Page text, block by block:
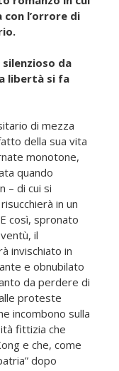
con l’orrore di
da
libertà si fa
di mezza
della sua vita
monotone,
quando
– di cui si
in un
così, spronato
il
invischiato in
e obnubilato
da perdere di
proteste
incombono sulla
fittizia che
e che, come
dopo